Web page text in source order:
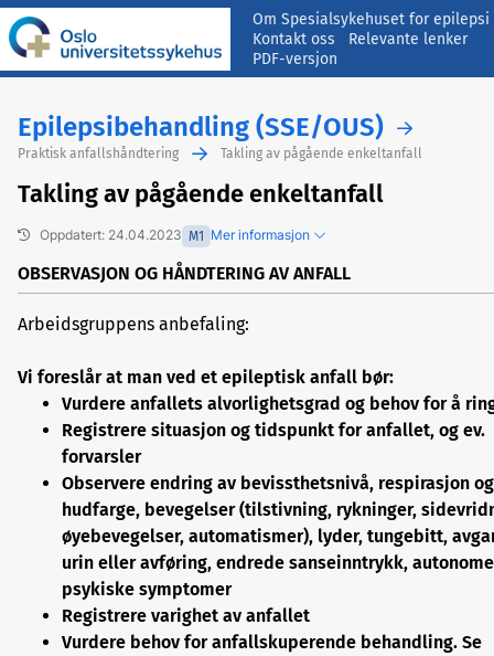
Om Spesialsykehuset for epilepsi
Kontakt oss
Relevante lenker
PDF-versjon
Epilepsibehandling (SSE/OUS)
Praktisk anfallshåndtering Takling av pågående enkeltanfall
Takling av pågående enkeltanfall
Oppdatert: 24.04.2023 M1 Mer informasjon
OBSERVASJON OG HÅNDTERING AV ANFALL
Arbeidsgruppens anbefaling:
Vi foreslår at man ved et epileptisk anfall bør:
Vurdere anfallets alvorlighetsgrad og behov for å
Registrere situasjon og tidspunkt for anfallet, og ev.
forvarsler
Observere endring av bevissthetsnivå, respirasjon og
hudfarge, bevegelser (tilstivning, rykninger,
øyebevegelser, automatismer), lyder, tungebitt,
urin eller avføring, endrede sanseinntrykk,
psykiske symptomer
Registrere varighet av anfallet
Vurdere behov for anfallskuperende behandling. Se